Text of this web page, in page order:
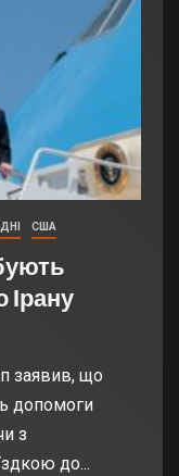
США
заявив, що
допомоги
з
до...